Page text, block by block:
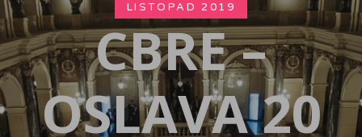
LISTOPAD 2019
CBRE –
OSLAVA 20